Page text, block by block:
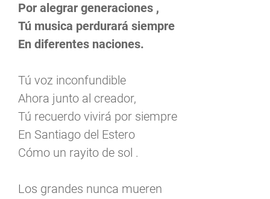
Por alegrar generaciones ,
Tú musica perdurará siempre
En diferentes naciones.
Tú voz inconfundible
Ahora junto al creador,
Tú recuerdo vivirá por siempre
En Santiago del Estero
Cómo un rayito de sol .
Los grandes nunca mueren